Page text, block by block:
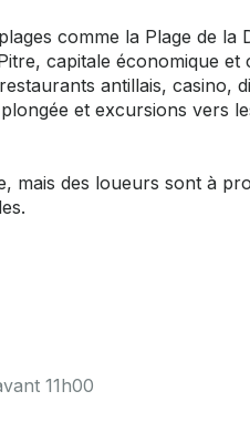
comme la Plage de
capitale économique
antillais, casino,
et excursions vers
mais des loueurs sont à
11h00